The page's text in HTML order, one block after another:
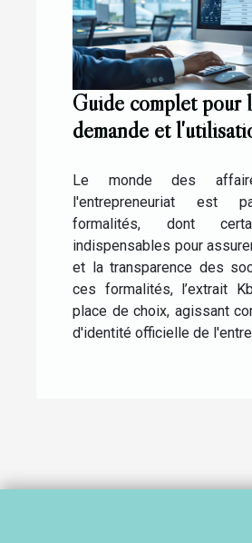
Guide complet pour
demande et
Le monde des
l'entrepreneuriat est
formalités, dont
indispensables pour
et la transparence des
ces formalités, l’extrait
place de choix, agissant
d'identité officielle de